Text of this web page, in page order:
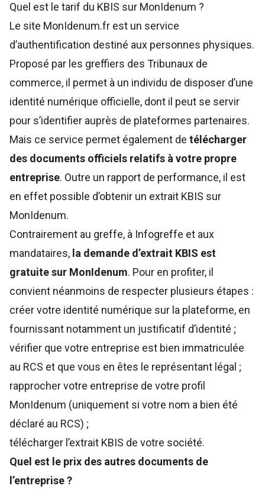
Quel est le tarif du KBIS sur MonIdenum ?
Le site MonIdenum.fr est un service
d’authentification destiné aux personnes physiques.
Proposé par les greffiers des Tribunaux de
commerce, il permet à un individu de disposer d’une
identité numérique officielle, dont il peut se servir
pour s’identifier auprès de plateformes partenaires.
Mais ce service permet également de télécharger
des documents officiels relatifs à votre propre
entreprise. Outre un rapport de performance, il est
en effet possible d’obtenir un extrait KBIS sur
MonIdenum.
Contrairement au greffe, à Infogreffe et aux
mandataires, la demande d’extrait KBIS est
gratuite sur MonIdenum. Pour en profiter, il
convient néanmoins de respecter plusieurs étapes :
créer votre identité numérique sur la plateforme, en
fournissant notamment un justificatif d’identité ;
vérifier que votre entreprise est bien immatriculée
au RCS et que vous en êtes le représentant légal ;
rapprocher votre entreprise de votre profil
MonIdenum (uniquement si votre nom a bien été
déclaré au RCS) ;
télécharger l’extrait KBIS de votre société.
Quel est le prix des autres documents de
l’entreprise ?